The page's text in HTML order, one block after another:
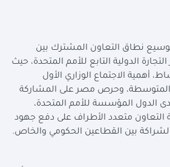
نطاق التعاون المشترك بين
الدولية التابع للأمم المتحدة، حيث
أهمية الاجتماع الوزاري الأول
وحرص مصر على المشاركة
الدول المؤسسة للأمم المتحدة،
متعدد الأطراف على دفع جهود
الشراكة بين القطاعين الحكومي والخاص.